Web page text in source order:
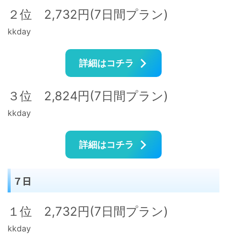
２位 2,732円(7日間プラン)
kkday
詳細はコチラ
３位 2,824円(7日間プラン)
kkday
詳細はコチラ
７日
１位 2,732円(7日間プラン)
kkday